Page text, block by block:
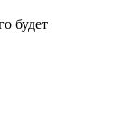
будет